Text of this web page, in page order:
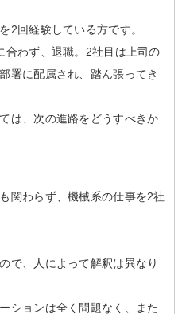
2回経験している方です。
合わず、退職。2社目は上司の
署に配属され、踏ん張ってき
は、次の進路をどうすべきか
関わらず、機械系の仕事を2社
で、人によって解釈は異なり
ションは全く問題なく、また